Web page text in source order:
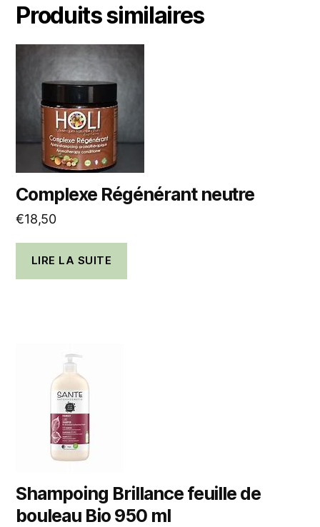
Produits similaires
Complexe Régénérant neutre
€18,50
LIRE LA SUITE
Shampoing Brillance feuille de
bouleau Bio 950 ml